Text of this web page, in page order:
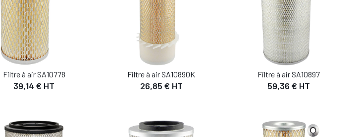
Filtre à air SA10778
39,14 € HT
Filtre à air SA10890K
26,85 € HT
Filtre à air SA10897
59,36 € HT
AJOUTER AU PANIER AJOUTER AU PANIER AJOUTER AU PANIER